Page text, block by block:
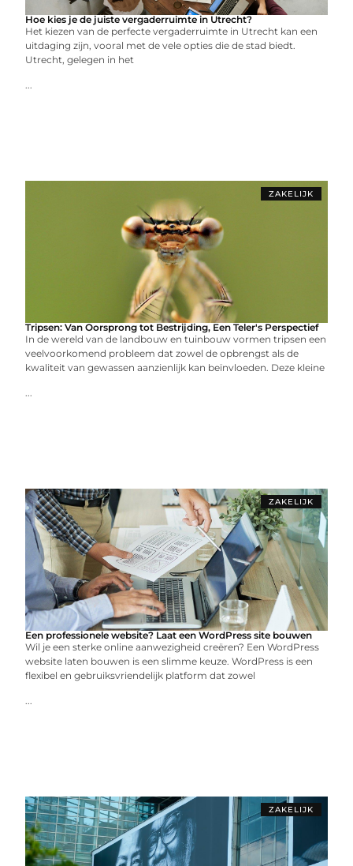
Hoe kies je de juiste vergaderruimte in Utrecht?
Het kiezen van de perfecte vergaderruimte in Utrecht kan een
uitdaging zijn, vooral met de vele opties die de stad biedt.
Utrecht, gelegen in het
...
ZAKELIJK
Tripsen: Van Oorsprong tot Bestrijding, Een Teler's Perspectief
In de wereld van de landbouw en tuinbouw vormen tripsen een
veelvoorkomend probleem dat zowel de opbrengst als de
kwaliteit van gewassen aanzienlijk kan beïnvloeden. Deze kleine
...
ZAKELIJK
Een professionele website? Laat een WordPress site bouwen
Wil je een sterke online aanwezigheid creëren? Een WordPress
website laten bouwen is een slimme keuze. WordPress is een
flexibel en gebruiksvriendelijk platform dat zowel
...
ZAKELIJK